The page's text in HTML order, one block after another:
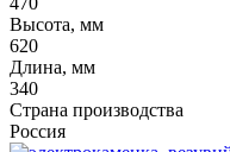
Высота, мм
620
Длина, мм
340
Страна производства
Россия